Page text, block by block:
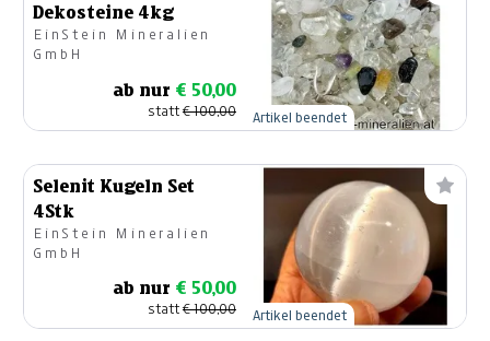
Dekosteine 4kg
EinStein Mineralien
GmbH
ab nur € 50,00
statt€ 100,00 Artikel beendet
Selenit Kugeln Set
4Stk
EinStein Mineralien
GmbH
ab nur € 50,00
statt€ 100,00 Artikel beendet